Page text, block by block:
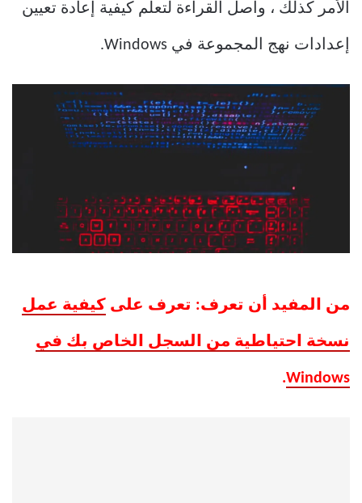
الأمر كذلك ، واصل القراءة لتعلم كيفية إعادة تعيين
إعدادات نهج المجموعة في Windows.
من المفيد أن تعرف: تعرف على كيفية عمل
نسخة احتياطية من السجل الخاص بك في
Windows
.